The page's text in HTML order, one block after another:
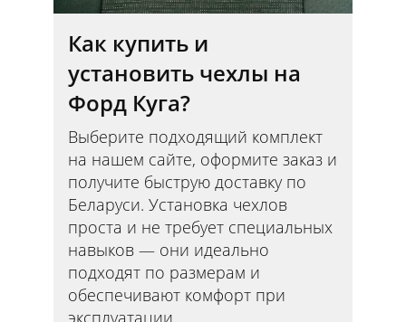
Как купить и
установить чехлы на
Форд Куга?
Выберите подходящий комплект
на нашем сайте, оформите заказ и
получите быструю доставку по
Беларуси. Установка чехлов
проста и не требует специальных
навыков — они идеально
подходят по размерам и
обеспечивают комфорт при